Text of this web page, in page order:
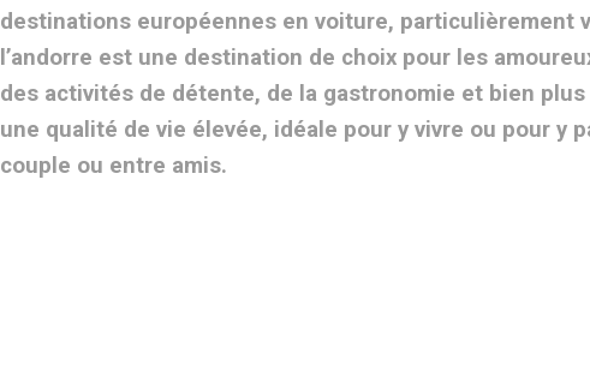
destinations européennes en voiture, particulièrement
l’andorre est une destination de choix pour les
des activités de détente, de la gastronomie et bien
une qualité de vie élevée, idéale pour y vivre ou pour y
couple ou entre amis.